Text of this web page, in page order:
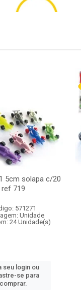
5cm solapa c/20
ref 719
571271
Unidade
24 Unidade(s)
seu login ou
se para
comprar.